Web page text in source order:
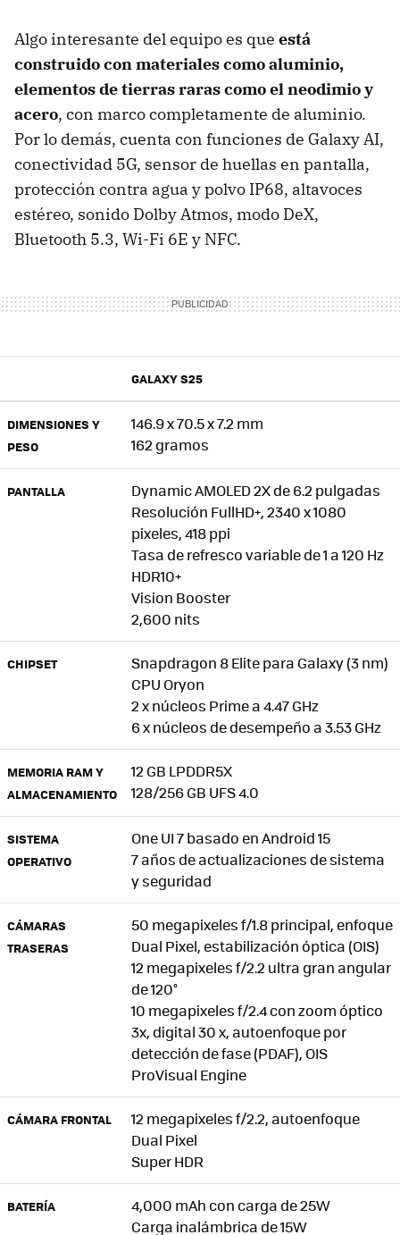
Algo interesante del equipo es que está
construido con materiales comoaluminio,
elementos de tierras raras como el neodimio y
acero, con marco completamente de aluminio.
Por lo demás, cuenta con funciones de Galaxy AI,
conectividad 5G, sensor de huellas en pantalla,
protección contra agua y polvo IP68, altavoces
estéreo, sonido Dolby Atmos, modo DeX,
Bluetooth 5.3, Wi-Fi 6E y NFC.
GALAXY S25
DIMENSIONES Y
PESO
146.9 x 70.5 x 7.2 mm
162 gramos
PANTALLA
Dynamic AMOLED 2X de 6.2 pulgadas
Resolución FullHD+, 2340 x 1080
pixeles, 418 ppi
Tasa de refresco variable de 1 a 120 Hz
HDR10+
Vision Booster
2,600 nits
CHIPSET
Snapdragon 8 Elite para Galaxy (3 nm)
CPU Oryon
2 x núcleos Prime a 4.47 GHz
6 x núcleos de desempeño a 3.53 GHz
MEMORIA RAM Y
ALMACENAMIENTO
12 GB LPDDR5X
128/256 GB UFS 4.0
SISTEMA
OPERATIVO
One UI 7 basado en Android 15
7 años de actualizaciones de sistema
y seguridad
CÁMARAS
TRASERAS
50 megapixeles f/1.8 principal, enfoque
Dual Pixel, estabilización óptica (OIS)
12 megapixeles f/2.2 ultra gran angular
de 120°
10 megapixeles f/2.4 con zoom óptico
3x, digital 30 x, autoenfoque por
detección de fase (PDAF), OIS
ProVisual Engine
CÁMARA FRONTAL
12 megapixeles f/2.2, autoenfoque
Dual Pixel
Super HDR
BATERÍA
4,000 mAh con carga de 25W
Carga inalámbrica de 15W